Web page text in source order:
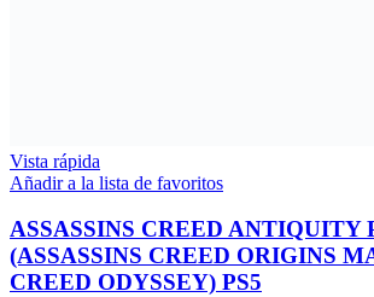
Vista rápida
Añadir a la lista de favoritos
ASSASSINS CREED ANTIQUITY
(ASSASSINS CREED ORIGINS
CREED ODYSSEY) PS5